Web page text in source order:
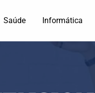
Saúde Informática